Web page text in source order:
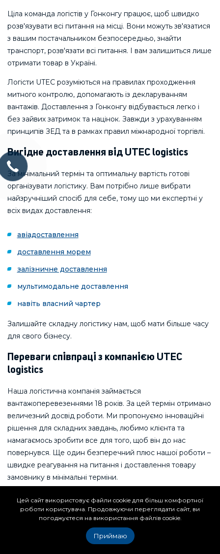
Ціла команда логістів у Гонконгу працює, щоб швидко
розв'язувати всі питання на місці. Вони можуть зв'язатися
з вашим постачальником безпосередньо, знайти
транспорт, розв'язати всі питання. І вам залишиться лише
отримати товар в Україні.
Логісти UTEC розуміються на правилах проходження
митного контролю, допомагають із декларуванням
вантажів. Доставлення з Гонконгу відбувається легко і
без зайвих затримок та націнок. Завжди з урахуванням
принципів ЗЕД та в рамках правил міжнародної торгівлі.
Вигідне доставлення від UTEC logistics
За мінімальний термін та оптимальну вартість готові
організувати логістику. Вам потрібно лише вибрати
найзручніший спосіб для себе, тому що ми експертні у
всіх видах доставлення:
авіадоставлення
доставлення морем
залізничне доставлення
мультимодальне доставлення
навіть власний чартер
Залишайте складну логістику нам, щоб мати більше часу
для свого бізнесу.
Переваги співпраці з компанією UTEC
logistics
Наша логістична компанія займається
вантажоперевезеннями 18 років. За цей термін отримано
величезний досвід роботи. Ми пропонуємо інноваційні
рішення для складних завдань, любимо клієнта та
намагаємось зробити все для того, щоб він до нас
повернувся. Ще один безперечний плюс нашої роботи –
швидке реагування на питання і доставлення товару
замовнику в мінімальні терміни.
Все, що стосується роботи з Китаєм, для нас не складає
жодної проблеми. У цій країні є наші офіси та складські
приміщення. Наша команда говорить китайською, всі
проблеми ми вирішуємо швидко та впевнено.
Цей сайт використовує файли cookie для більш комфортної
роботи користувача. Продовжуючи переглядати сайт, ви
погоджуєтеся на використання файлів cookie.
Приймаю